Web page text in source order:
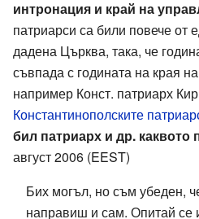
интронация и край на
патриарси са били повече от
дадена Църква, така, че
съвпада с годината на края
например Конст. патриарх
Константинополските
бил патриарх и др. каквото
август 2006 (EEST)
Бих могъл, но съм убеден,
направиш и сам. Опитай се